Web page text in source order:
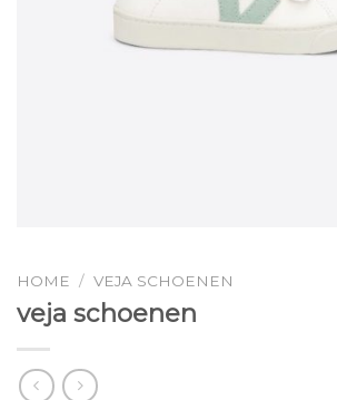
HOME / VEJA SCHOENEN
veja schoenen